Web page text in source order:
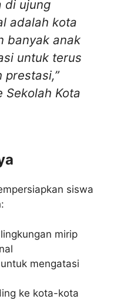
di ujung
adalah kota
banyak anak
untuk terus
prestasi,”
Sekolah Kota
siswa
mirip
mengatasi
ke kota-kota